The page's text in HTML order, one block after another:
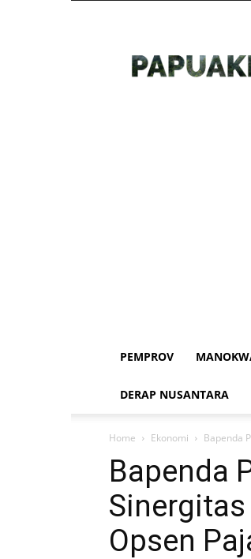
PEMPROV
DERAP NUSANTARA
Home Ekonomi Bapenda
Bapenda
Opsen